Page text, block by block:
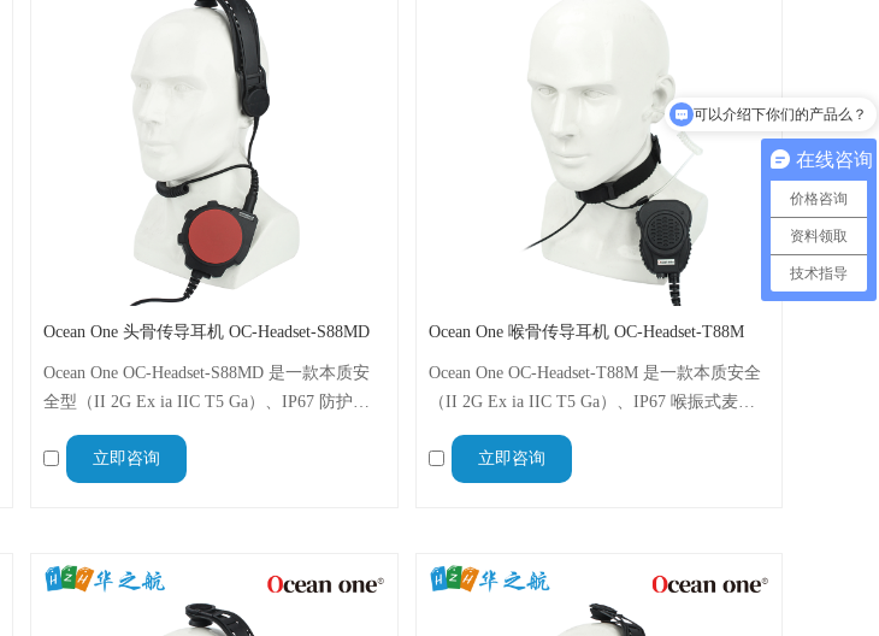
Ocean One 头骨传导耳机 OC-Headset-S88MD
Ocean One OC-Headset-S88MD 是一款本质安
全型（II 2G Ex ia IIC T5 Ga）、IP67 防护等
环境中进行清晰的免提通信而设计，与摩托罗
拉 XiR P6600i 无线电对讲机兼容。
立即咨询
Ocean One 喉骨传导耳机 OC-Headset-T88M
Ocean One OC-Headset-T88M 是一款本质安全
（II 2G Ex ia IIC T5 Ga）、IP67 喉振式麦克
拉 GP328/338/340 兼容。
立即咨询
在线咨询
价格咨询
资料领取
技术指导
你们是怎么收费的呢？